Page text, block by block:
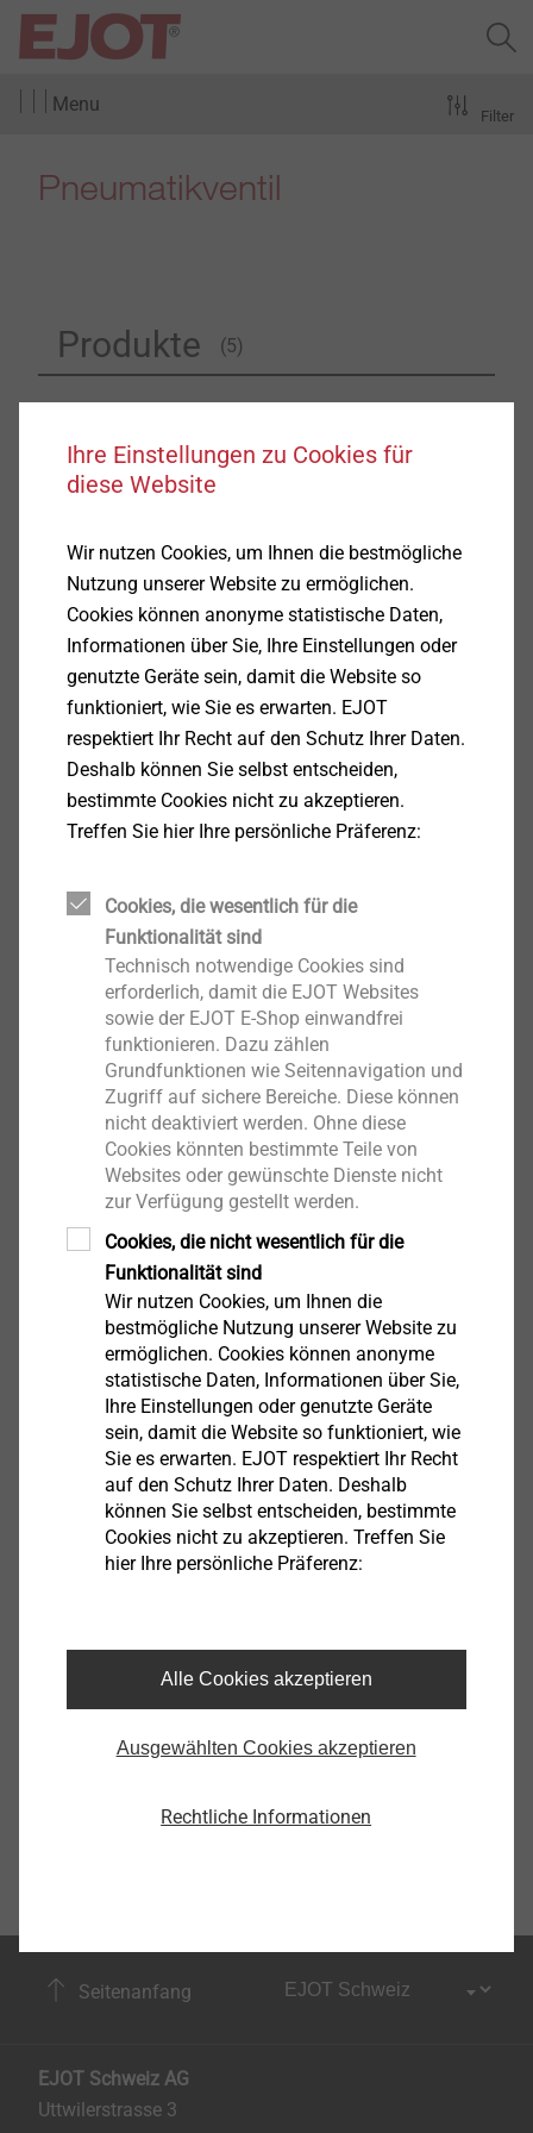
Menu
Pneumatikventil
Produkte (5)
Filter
EVO PT
Produkt anzeigen
DELTA PT®Schraube
Produkt anzeigen
DELTA PT DS
Produkt anzeigen
EJOT Mikroschrauben
Produkt anzeigen
EJOT ALtracs®Xt
Produkt anzeigen
Seitenanfang
EJOT Schweiz AG
Uttwilerstrasse 3
Ihre Einstellungen zu Cookies für
diese Website
Wir nutzen Cookies, um Ihnen die bestmögliche
Nutzung unserer Website zu ermöglichen.
Cookies können anonyme statistische Daten,
Informationen über Sie, Ihre Einstellungen oder
genutzte Geräte sein, damit die Website so
funktioniert, wie Sie es erwarten. EJOT
respektiert Ihr Recht auf den Schutz Ihrer Daten.
Deshalb können Sie selbst entscheiden,
bestimmte Cookies nicht zu akzeptieren.
Treffen Sie hier Ihre persönliche Präferenz:
Cookies, die wesentlich für die
Funktionalität sind
Technisch notwendige Cookies sind
erforderlich, damit die EJOT Websites
sowie der EJOT E-Shop einwandfrei
funktionieren. Dazu zählen
Grundfunktionen wie Seitennavigation und
Zugriff auf sichere Bereiche. Diese können
nicht deaktiviert werden. Ohne diese
Cookies könnten bestimmte Teile von
Websites oder gewünschte Dienste nicht
zur Verfügung gestellt werden.
Cookies, die nicht wesentlich für die
Funktionalität sind
Wir nutzen Cookies, um Ihnen die
bestmögliche Nutzung unserer Website zu
ermöglichen. Cookies können anonyme
statistische Daten, Informationen über Sie,
Ihre Einstellungen oder genutzte Geräte
sein, damit die Website so funktioniert, wie
Sie es erwarten. EJOT respektiert Ihr Recht
auf den Schutz Ihrer Daten. Deshalb
können Sie selbst entscheiden, bestimmte
Cookies nicht zu akzeptieren. Treffen Sie
hier Ihre persönliche Präferenz:
Alle Cookies akzeptieren
Ausgewählten Cookies akzeptieren
Rechtliche Informationen